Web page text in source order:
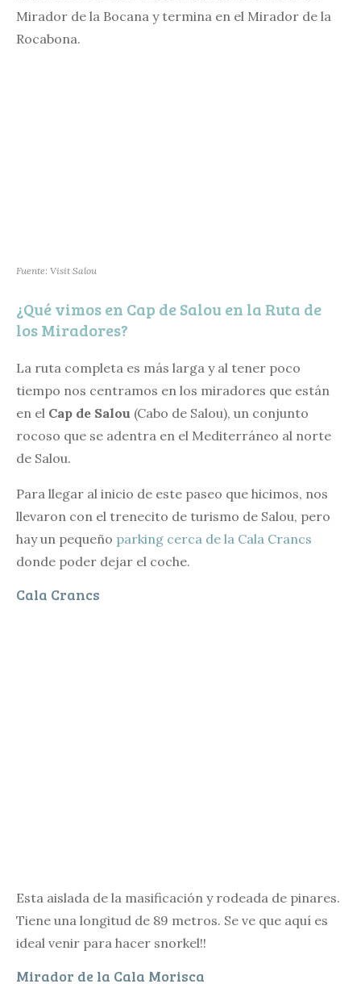
Mirador de la Bocana y termina en el Mirador de la
Rocabona.
Fuente: Visit Salou
¿Qué vimos en Cap de Salou en la Ruta de
los Miradores?
La ruta completa es más larga y al tener poco
tiempo nos centramos en los miradores que están
en el Cap de Salou (Cabo de Salou), un conjunto
rocoso que se adentra en el Mediterráneo al norte
de Salou.
Para llegar al inicio de este paseo que hicimos, nos
llevaron con el trenecito de turismo de Salou, pero
hay un pequeño parking cerca de la Cala Crancs
donde poder dejar el coche.
Cala Crancs
Esta aislada de la masificación y rodeada de pinares.
Tiene una longitud de 89 metros. Se ve que aquí es
ideal venir para hacer snorkel!!
Mirador de la Cala Morisca